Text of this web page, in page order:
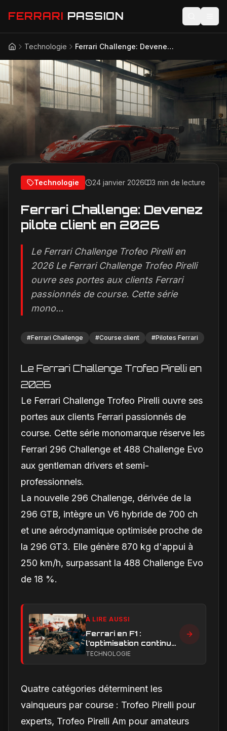
FERRARI PASSION
Actualités
Modèles
Compétition
AccueilTechnologie Ferrari Challenge: Devenez pilote client en 2026
Technologie 24 janvier 2026 3 min de lecture
Ferrari Challenge: Devenez
pilote client en 2026
Le Ferrari Challenge Trofeo Pirelli en
2026 Le Ferrari Challenge Trofeo Pirelli
ouvre ses portes aux clients Ferrari
passionnés de course. Cette série
mono...
#Ferrari Challenge #Course client #Pilotes Ferrari
Le Ferrari Challenge Trofeo Pirelli en
2026
Le Ferrari Challenge Trofeo Pirelli ouvre ses
portes aux clients Ferrari passionnés de
course. Cette série monomarque réserve les
Ferrari 296 Challenge et 488 Challenge Evo
aux gentleman drivers et semi-
professionnels.
La nouvelle 296 Challenge, dérivée de la
296 GTB, intègre un V6 hybride de 700 ch
et une aérodynamique optimisée proche de
la 296 GT3. Elle génère 870 kg d'appui à
250 km/h, surpassant la 488 Challenge Evo
de 18 %.
À LIRE AUSSI
Ferrari en F1 :
l’optimisation continue,
clé de la remontée et
TECHNOLOGIE
Quatre catégories déterminent les
vainqueurs par course : Trofeo Pirelli pour
experts, Trofeo Pirelli Am pour amateurs